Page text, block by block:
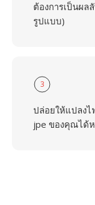
ต้องการเป็นผล
รูปแบบ)
3
ปล่อยให้แปลง
jpe ของคุณได้